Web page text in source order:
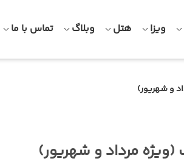
ویزا هتل وبلاگ تماس با ما